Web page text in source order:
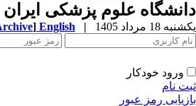
علوم پزشکی ایران
18 مرداد 1405 |
English
[Archive]
ورود خودکار
نام
رمز عبور